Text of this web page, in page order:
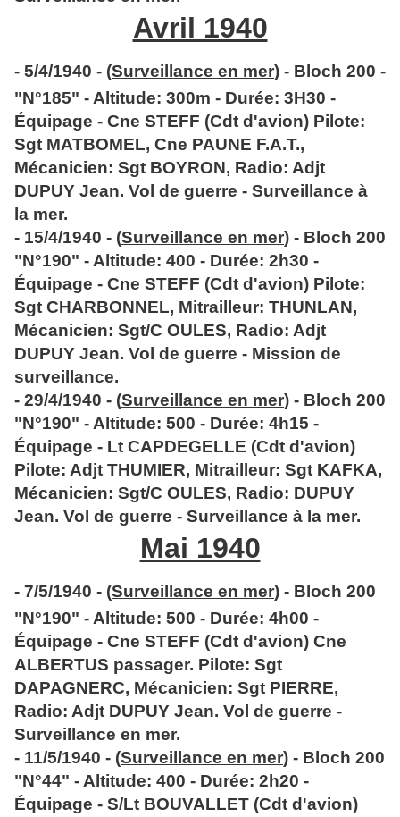
Avril 1940
- 5/4/1940 - (Surveillance en mer) - Bloch 200 -
"N°185" - Altitude: 300m - Durée: 3H30 -
Équipage - Cne STEFF (Cdt d'avion) Pilote:
Sgt MATBOMEL, Cne PAUNE F.A.T.,
Mécanicien: Sgt BOYRON, Radio: Adjt
DUPUY Jean. Vol de guerre - Surveillance à
la mer.
- 15/4/1940 - (Surveillance en mer) - Bloch 200
"N°190" - Altitude: 400 - Durée: 2h30 -
Équipage - Cne STEFF (Cdt d'avion) Pilote:
Sgt CHARBONNEL, Mitrailleur: THUNLAN,
Mécanicien: Sgt/C OULES, Radio: Adjt
DUPUY Jean. Vol de guerre - Mission de
surveillance.
- 29/4/1940 - (Surveillance en mer) - Bloch 200
"N°190" - Altitude: 500 - Durée: 4h15 -
Équipage - Lt CAPDEGELLE (Cdt d'avion)
Pilote: Adjt THUMIER, Mitrailleur: Sgt KAFKA,
Mécanicien: Sgt/C OULES, Radio: DUPUY
Jean. Vol de guerre - Surveillance à la mer.
Mai 1940
- 7/5/1940 - (Surveillance en mer) - Bloch 200
"N°190" - Altitude: 500 - Durée: 4h00 -
Équipage - Cne STEFF (Cdt d'avion) Cne
ALBERTUS passager. Pilote: Sgt
DAPAGNERC, Mécanicien: Sgt PIERRE,
Radio: Adjt DUPUY Jean. Vol de guerre -
Surveillance en mer.
- 11/5/1940 - (Surveillance en mer) - Bloch 200
"N°44" - Altitude: 400 - Durée: 2h20 -
Équipage - S/Lt BOUVALLET (Cdt d'avion)